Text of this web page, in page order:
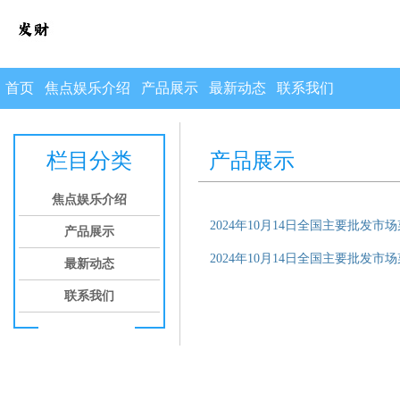
首页 焦点娱乐介绍 产品展示 最新动态 联系我们
栏目分类
焦点娱乐介绍
产品展示
最新动态
联系我们
产品展示
2024年10月14日全国主要批发市
2024年10月14日全国主要批发市